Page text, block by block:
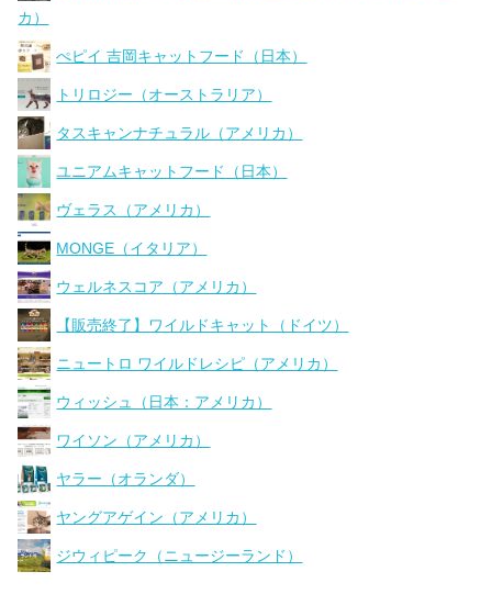
カ）
ぺピイ 吉岡キャットフード（日本）
トリロジー（オーストラリア）
タスキャンナチュラル（アメリカ）
ユニアムキャットフード（日本）
ヴェラス（アメリカ）
MONGE（イタリア）
ウェルネスコア（アメリカ）
【販売終了】ワイルドキャット（ドイツ）
ニュートロ ワイルドレシピ（アメリカ）
ウィッシュ（日本：アメリカ）
ワイソン（アメリカ）
ヤラー（オランダ）
ヤングアゲイン（アメリカ）
ジウィピーク（ニュージーランド）